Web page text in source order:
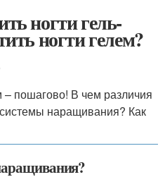
ногти гель-
ногти гелем?
пошагово! В чем различия
наращивания? Как